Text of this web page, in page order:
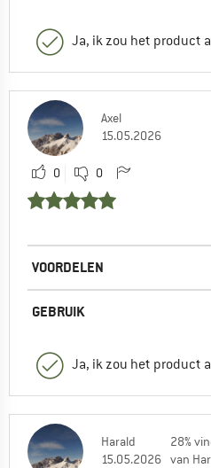
Ja, ik zou het product
Axel
15.05.2026
0 0
VOORDELEN
GEBRUIK
Ja, ik zou het product
Harald
15.05.2026
28%
van